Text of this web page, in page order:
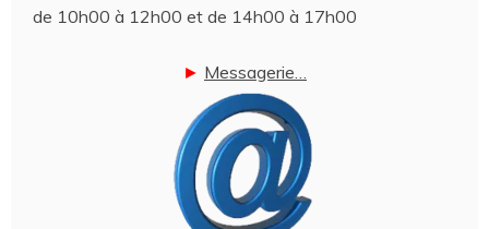
de 10h00 à 12h00 et de 14h00 à 17h00
► Messagerie…